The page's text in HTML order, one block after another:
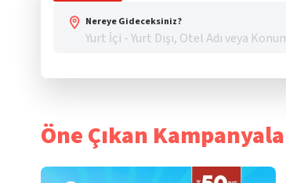
Nereye Gideceksiniz?
Öne Çıkan